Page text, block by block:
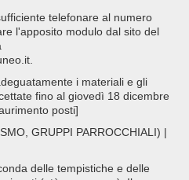
telefonare al numero
l'apposito modulo dal sito del
i materiali e gli
fino al giovedì 18 dicembre
posti]
GRUPPI PARROCCHIALI) |
delle tempistiche e delle